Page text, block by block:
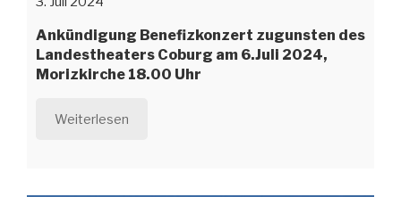
Ankündigung Benefizkonzert zugunsten des
Landestheaters Coburg am 6.Juli 2024,
Morizkirche 18.00 Uhr
Weiterlesen